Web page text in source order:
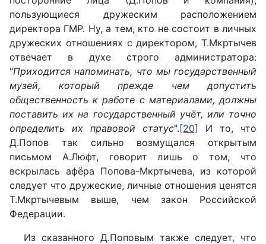
пользующиеся дружеским расположением
директора ГМР. Ну, а тем, кто не состоит в личных
дружеских отношениях с директором, Т.Мкртычев
отвечает в духе строго администратора:
"Приходится напоминать, что мы государственный
музей, который прежде чем допустить
общественность к работе с материалами, должны
поставить их на государственный учёт, или точно
определить их правовой статус".[20] И то, что
Д.Попов так сильно возмущался открытым
письмом А.Люфт, говорит лишь о том, что
вскрылась афёра Попова-Мкртычева, из которой
следует что дружеские, личные отношения ценятся
Т.Мкртычевым выше, чем закон Российской
Федерации.
Из сказанного Д.Поповым также следует, что